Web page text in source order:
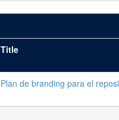
Title
Plan de branding para el